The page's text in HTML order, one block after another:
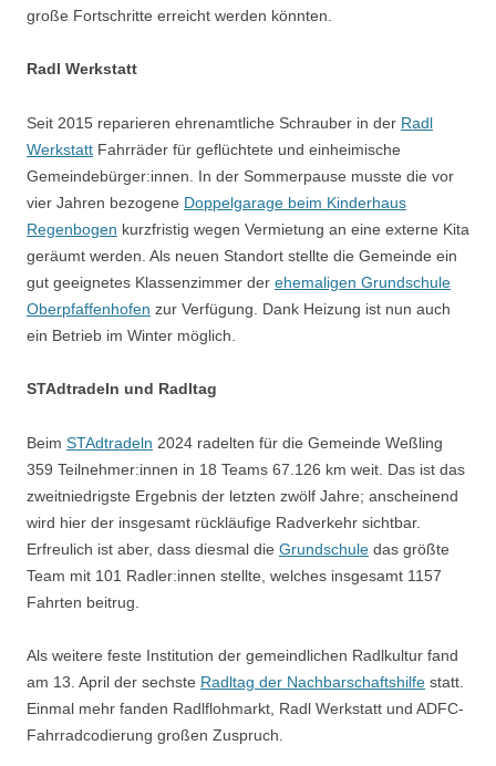
große Fortschritte erreicht werden könnten.
Radl Werkstatt
Seit 2015 reparieren ehrenamtliche Schrauber in der Radl
Werkstatt Fahrräder für geflüchtete und einheimische
Gemeindebürger:innen. In der Sommerpause musste die vor
vier Jahren bezogene Doppelgarage beim Kinderhaus
Regenbogen kurzfristig wegen Vermietung an eine externe Kita
geräumt werden. Als neuen Standort stellte die Gemeinde ein
gut geeignetes Klassenzimmer der ehemaligen Grundschule
Oberpfaffenhofen zur Verfügung. Dank Heizung ist nun auch
ein Betrieb im Winter möglich.
STAdtradeln und Radltag
Beim STAdtradeln 2024 radelten für die Gemeinde Weßling
359 Teilnehmer:innen in 18 Teams 67.126 km weit. Das ist das
zweitniedrigste Ergebnis der letzten zwölf Jahre; anscheinend
wird hier der insgesamt rückläufige Radverkehr sichtbar.
Erfreulich ist aber, dass diesmal die Grundschule das größte
Team mit 101 Radler:innen stellte, welches insgesamt 1157
Fahrten beitrug.
Als weitere feste Institution der gemeindlichen Radlkultur fand
am 13. April der sechste Radltag der Nachbarschaftshilfe statt.
Einmal mehr fanden Radlflohmarkt, Radl Werkstatt und ADFC-
Fahrradcodierung großen Zuspruch.